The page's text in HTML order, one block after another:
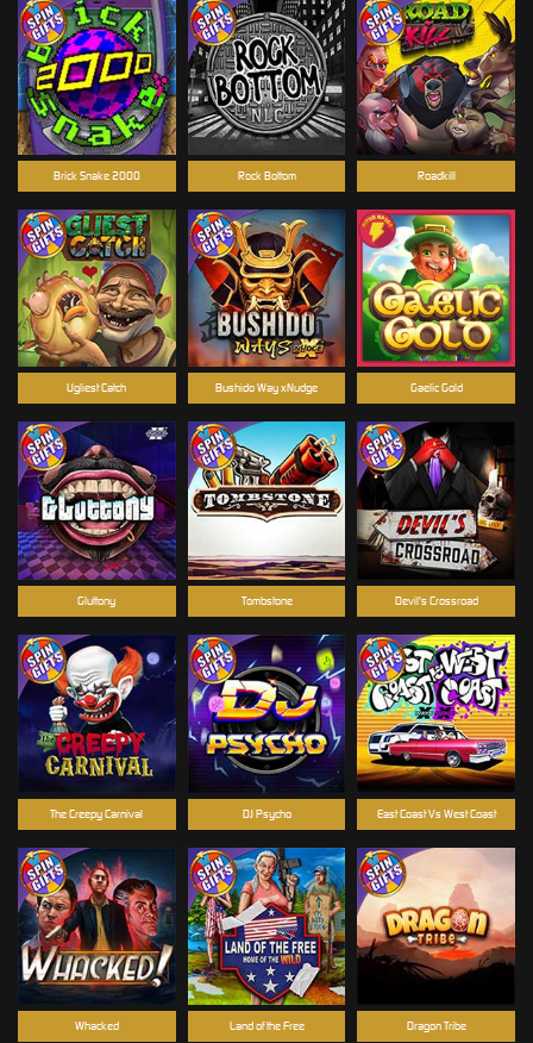
Roadkill
Rock Bottom
Land of the Free
Brick Snake 2000
Devil's Crossroad
Dragon Tribe
Gluttony
DJ Psycho
Tombstone
Gaelic Gold
East Coast Vs West Coast
The Creepy Carnival
Whacked
Bushido Way xNudge
Ugliest Catch